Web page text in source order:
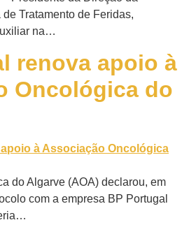
Tratamento de Feridas,
na…
renova apoio à
Oncológica do
do Algarve (AOA) declarou, em
com a empresa BP Portugal